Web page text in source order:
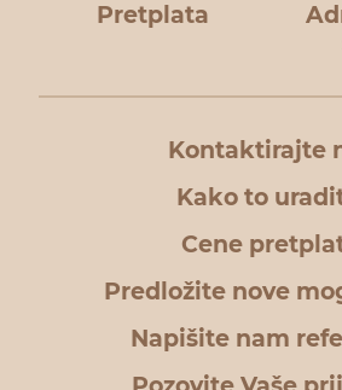
Pretplata
Kontaktirajte
Kako to
Cene
Predložite nove
Napišite nam